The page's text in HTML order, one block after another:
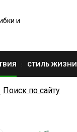
и
СТИЛЬ ЖИЗНИ
Поиск по сайту